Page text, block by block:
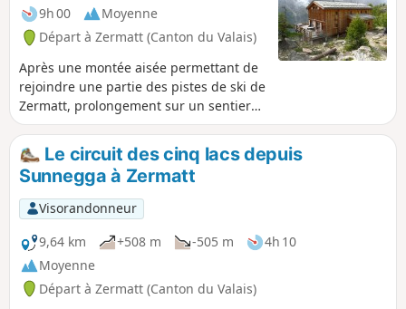
9h 00
Moyenne
Départ à Zermatt (Canton du Valais)
Après une montée aisée permettant de
rejoindre une partie des pistes de ski de
Zermatt, prolongement sur un sentier
en balcon ascendant-descendant
desservant la célèbre cabane
d'Europahutte. Attention : La passerelle
himalayenne précédant Europahutte est
actuellement hors service. Il faut
descendre dans le vallon de Randa par
le 2ème sentier mentionné bleu sur la
carte avant de remonter à la cabane
(compter environ 2h supplémentaires).
Le circuit des cinq lacs depuis
Sunnegga à Zermatt
Visorandonneur
9,64 km
+508 m -505 m
4h 10
Moyenne
Départ à Zermatt (Canton du Valais)